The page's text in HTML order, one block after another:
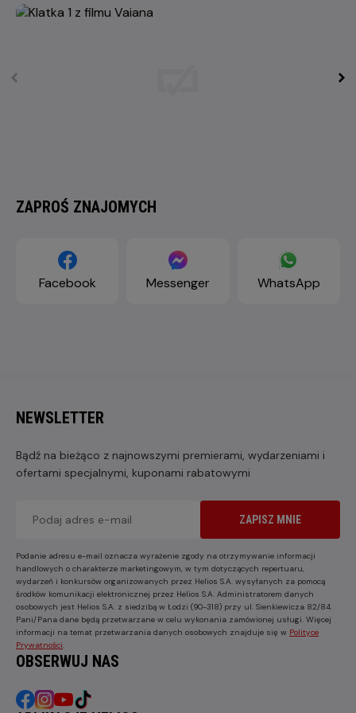
ZAPROŚ ZNAJOMYCH
Facebook Messenger WhatsApp
NEWSLETTER
Bądź na bieżąco z najnowszymi premierami, wydarzeniami i
ofertami specjalnymi, kuponami rabatowymi
ZAPISZ MNIE
Podanie adresu e-mail oznacza wyrażenie zgody na otrzymywanie informacji
handlowych o charakterze marketingowym, w tym dotyczących repertuaru,
wydarzeń i konkursów organizowanych przez Helios S.A. wysyłanych za pomocą
środków komunikacji elektronicznej przez Helios S.A. Administratorem danych
osobowych jest Helios S.A. z siedzibą w Łodzi (90-318) przy ul. Sienkiewicza 82/84.
Pani/Pana dane będą przetwarzane w celu wykonania zamówionej usługi. Więcej
informacji na temat przetwarzania danych osobowych znajduje się w Polityce
Prywatności
OBSERWUJ NAS